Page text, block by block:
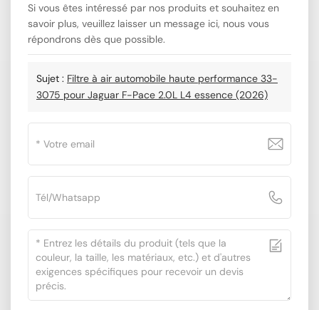
Si vous êtes intéressé par nos produits et souhaitez en
savoir plus, veuillez laisser un message ici, nous vous
répondrons dès que possible.
Sujet : Filtre à air automobile haute performance 33-
3075 pour Jaguar F-Pace 2.0L L4 essence (2026)